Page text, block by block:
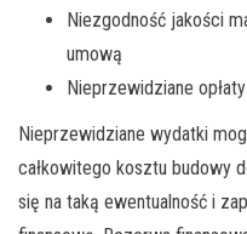
Niezgodność jakości
umową
Nieprzewidziane
Nieprzewidziane wydatki
całkowitego kosztu budowy
się na taką ewentualność i